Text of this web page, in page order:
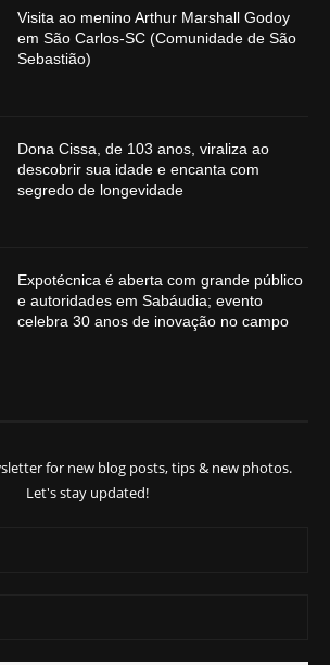
Visita ao menino Arthur Marshall Godoy
em São Carlos-SC (Comunidade de São
Sebastião)
Dona Cissa, de 103 anos, viraliza ao
descobrir sua idade e encanta com
segredo de longevidade
Expotécnica é aberta com grande público
e autoridades em Sabáudia; evento
celebra 30 anos de inovação no campo
for new blog posts, tips & new photos.
Let's stay updated!